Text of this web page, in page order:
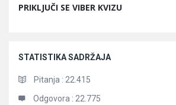
PRIKLJUČI SE VIBER KVIZU
STATISTIKA SADRŽAJA
Pitanja : 22.415
Odgovora : 22.775